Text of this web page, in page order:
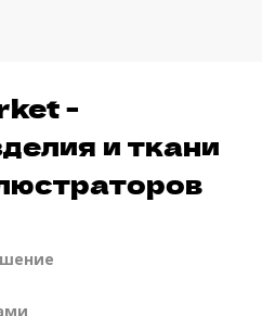
-
и ткани